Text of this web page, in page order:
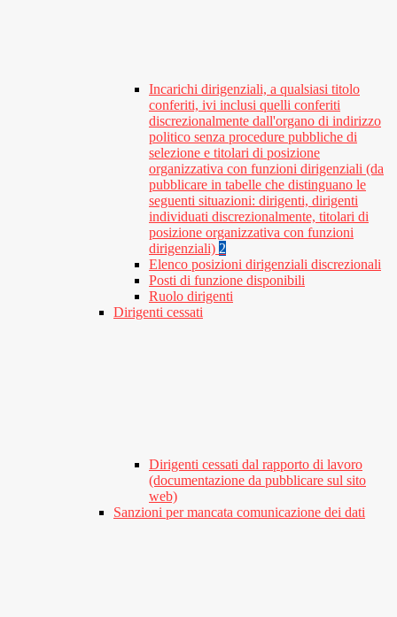
Incarichi dirigenziali, a qualsiasi titolo
conferiti, ivi inclusi quelli conferiti
discrezionalmente dall'organo di indirizzo
politico senza procedure pubbliche di
selezione e titolari di posizione
organizzativa con funzioni dirigenziali (da
pubblicare in tabelle che distinguano le
seguenti situazioni: dirigenti, dirigenti
individuati discrezionalmente, titolari di
posizione organizzativa con funzioni
dirigenziali) 2
Elenco posizioni dirigenziali discrezionali
Posti di funzione disponibili
Ruolo dirigenti
Dirigenti cessati
Dirigenti cessati dal rapporto di lavoro
(documentazione da pubblicare sul sito
web)
Sanzioni per mancata comunicazione dei dati